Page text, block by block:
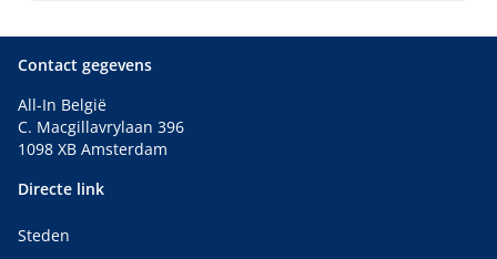
Contact gegevens
All-In België
C. Macgillavrylaan 396
1098 XB Amsterdam
Directe link
Steden